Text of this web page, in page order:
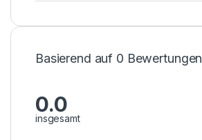
Basierend auf 0 Bewertungen
0.0
insgesamt